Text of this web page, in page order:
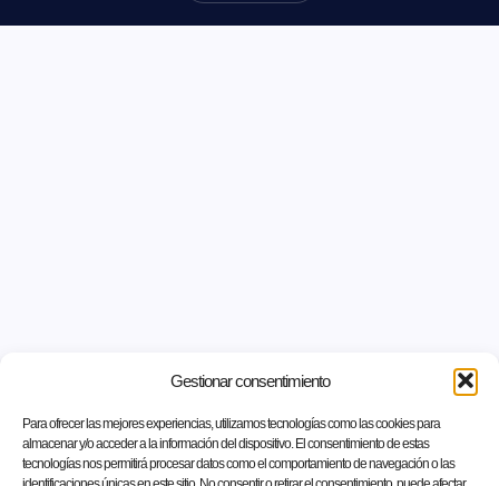
Gestionar consentimiento
Para ofrecer las mejores experiencias, utilizamos tecnologías como las cookies para
almacenar y/o acceder a la información del dispositivo. El consentimiento de estas
tecnologías nos permitirá procesar datos como el comportamiento de navegación o las